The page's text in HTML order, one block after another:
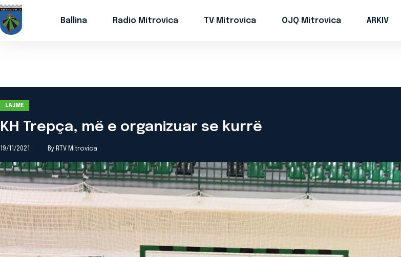
Ballina Radio Mitrovica TV Mitrovica OJQ Mitrovica ARKIV
LAJME
KH Trepça, më e organizuar se kurrë
19/11/2021 By RTV Mitrovica